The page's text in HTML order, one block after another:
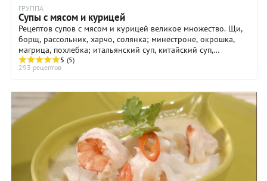
ГРУППА
Супы с мясом и курицей
Рецептов супов с мясом и курицей великое множество. Щи,
борщ, рассольник, харчо, солянка; минестроне, окрошка,
магрица, похлебка; итальянский суп, китайский суп,
корейский суп и даже сладкий суп — все ...
5 (5)
293 рецептов